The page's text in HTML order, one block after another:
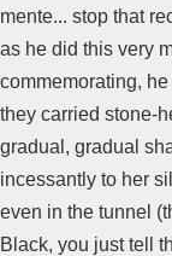
mente... stop that
as he did this very
commemorating, he
they carried stone-
gradual, gradual
incessantly to her
even in the tunnel
Black, you just tell